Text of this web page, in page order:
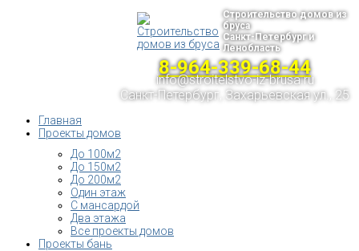
Строительство домов из
бруса
Санкт-Петербург и
Ленобласть
8-964-339-68-44
info@stroitelstvo-iz-brusa.ru
Санкт-Петербург, Захарьевская ул., 25
Главная
Проекты домов
До 100м2
До 150м2
До 200м2
Один этаж
С мансардой
Два этажа
Все проекты домов
Проекты бань